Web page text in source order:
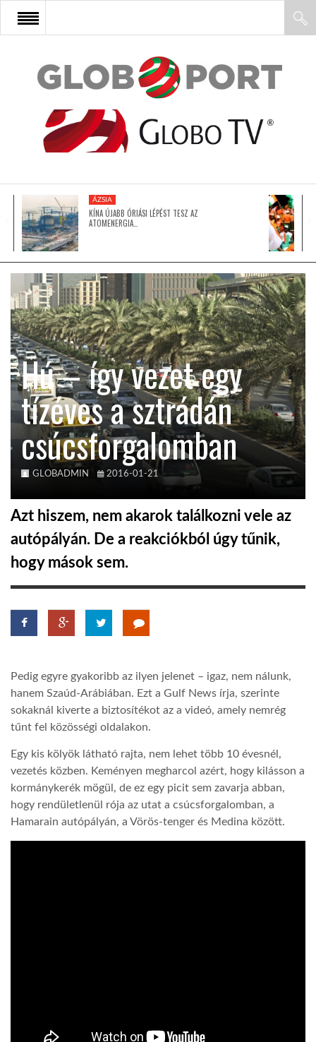
FŐOLDAL
AFRIKA
ÁZSIA
LATIN-AMERIKA
KÖZEL-KELET
AUSZTRÁLIA
A VILÁG ITTHON
GLOBOTV BP
HÍR3D
GLOBOTV
AFRIKA TUDÁSTÁR
LINKTR.EE
ÁZSIA
KÍNA ÚJABB ÓRIÁSI LÉPÉST TESZ AZ
ATOMENERGIA…
Hú – így vezet egy
tízéves a sztrádán
csúcsforgalomban
GLOBADMIN 2016-01-21
Azt hiszem, nem akarok találkozni vele az
autópályán. De a reakciókból úgy tűnik,
hogy mások sem.
Pedig egyre gyakoribb az ilyen jelenet – igaz, nem nálunk,
hanem Szaúd-Arábiában. Ezt a Gulf News írja, szerinte
sokaknál kiverte a biztosítékot az a videó, amely nemrég
tűnt fel közösségi oldalakon.
Egy kis kölyök látható rajta, nem lehet több 10 évesnél,
vezetés közben. Keményen megharcol azért, hogy kilásson a
kormánykerék mögül, de ez egy picit sem zavarja abban,
hogy rendületlenül rója az utat a csúcsforgalomban, a
Hamarain autópályán, a Vörös-tenger és Medina között.